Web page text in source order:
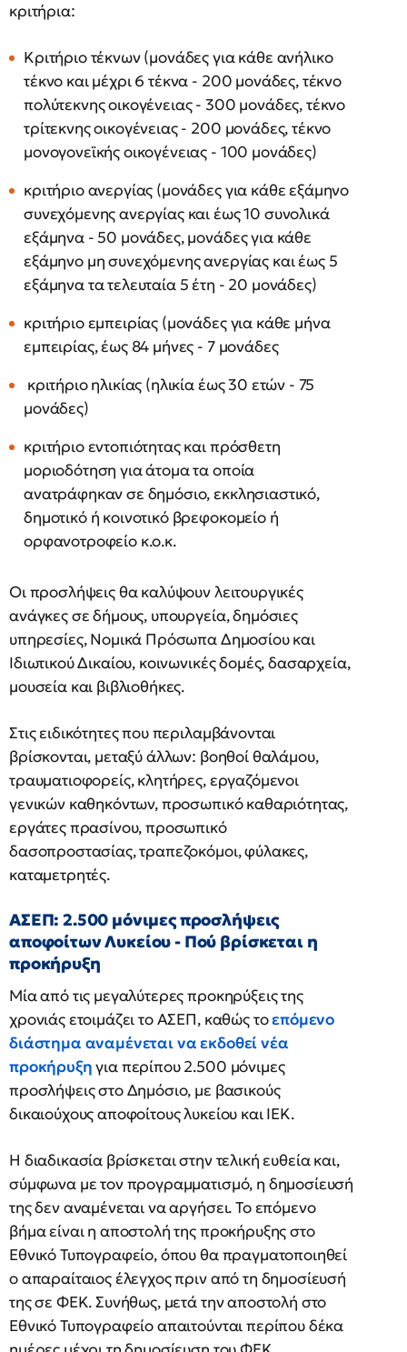
κριτήρια:
Κριτήριο τέκνων (μονάδες για κάθε ανήλικο
τέκνο και μέχρι 6 τέκνα - 200 μονάδες, τέκνο
πολύτεκνης οικογένειας - 300 μονάδες, τέκνο
τρίτεκνης οικογένειας - 200 μονάδες, τέκνο
μονογονεϊκής οικογένειας - 100 μονάδες)
κριτήριο ανεργίας (μονάδες για κάθε εξάμηνο
συνεχόμενης ανεργίας και έως 10 συνολικά
εξάμηνα - 50 μονάδες, μονάδες για κάθε
εξάμηνο μη συνεχόμενης ανεργίας και έως 5
εξάμηνα τα τελευταία 5 έτη - 20 μονάδες)
κριτήριο εμπειρίας (μονάδες για κάθε μήνα
εμπειρίας, έως 84 μήνες - 7 μονάδες
κριτήριο ηλικίας (ηλικία έως 30 ετών - 75
μονάδες)
κριτήριο εντοπιότητας και πρόσθετη
μοριοδότηση για άτομα τα οποία
ανατράφηκαν σε δημόσιο, εκκλησιαστικό,
δημοτικό ή κοινοτικό βρεφοκομείο ή
ορφανοτροφείο κ.ο.κ.
Οι προσλήψεις θα καλύψουν λειτουργικές
ανάγκες σε δήμους, υπουργεία, δημόσιες
υπηρεσίες, Νομικά Πρόσωπα Δημοσίου και
Ιδιωτικού Δικαίου, κοινωνικές δομές, δασαρχεία,
μουσεία και βιβλιοθήκες.
Στις ειδικότητες που περιλαμβάνονται
βρίσκονται, μεταξύ άλλων: βοηθοί θαλάμου,
τραυματιοφορείς, κλητήρες, εργαζόμενοι
γενικών καθηκόντων, προσωπικό καθαριότητας,
εργάτες πρασίνου, προσωπικό
δασοπροστασίας, τραπεζοκόμοι, φύλακες,
καταμετρητές.
ΑΣΕΠ: 2.500 μόνιμες προσλήψεις
αποφοίτων Λυκείου - Πού βρίσκεται η
προκήρυξη
Μία από τις μεγαλύτερες προκηρύξεις της
χρονιάς ετοιμάζει το ΑΣΕΠ, καθώς τοεπόμενο
διάστημα αναμένεται να εκδοθεί νέα
προκήρυξηγια περίπου 2.500 μόνιμες
προσλήψεις στο Δημόσιο, με βασικούς
δικαιούχους αποφοίτους λυκείου και ΙΕΚ.
Η διαδικασία βρίσκεται στην τελική ευθεία και,
σύμφωνα με τον προγραμματισμό, η δημοσίευσή
της δεν αναμένεται να αργήσει. Το επόμενο
βήμα είναι η αποστολή της προκήρυξης στο
Εθνικό Τυπογραφείο, όπου θα πραγματοποιηθεί
ο απαραίταιος έλεγχος πριν από τη δημοσίευσή
της σε ΦΕΚ. Συνήθως, μετά την αποστολή στο
Εθνικό Τυπογραφείο απαιτούνται περίπου δέκα